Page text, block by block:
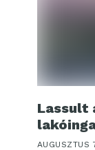
Lassult
AUGUSZTUS